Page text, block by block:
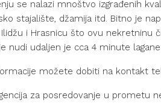
se nalazi mnoštvo izgrađenih
stajalište, džamija itd. Bitno je
i Hrasnicu što ovu nekretninu
nudi udaljen je cca 4 minute
možete dobiti na kontakt
za posredovanje u prometu